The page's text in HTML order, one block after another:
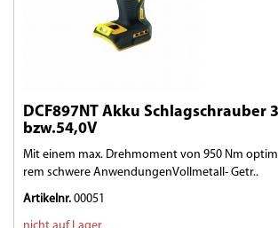
DCF897NT Akku Schlagschrauber
bzw.54,0V
Mit einem max. Drehmoment von 950 Nm
rem schwere AnwendungenVollmetall- Getr..
Artikelnr. 00051